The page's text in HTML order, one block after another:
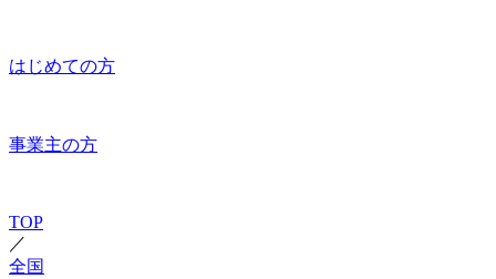
はじめての方
事業主の方
TOP
／
全国